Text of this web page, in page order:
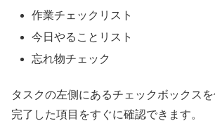
作業チェックリスト
今日やることリスト
忘れ物チェック
タスクの左側にあるチェックボックスを
完了した項目をすぐに確認できます。